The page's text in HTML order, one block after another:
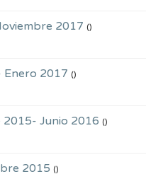
2017 ()
Enero 2017 ()
2015- Junio 2016 ()
2015 ()